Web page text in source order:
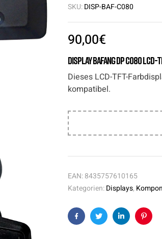
SKU:DISP-BAF-C080
90,00€
Display Bafang DP C080
Dieses LCD-TFT-
kompatibel.
EAN:8435757610165
Kategorien:Displays,
FacebookTwitterLinkedin